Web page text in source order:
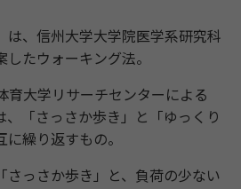
、信州大学大学院医学系研究科
たウォーキング法。
大学リサーチセンターによる
、「さっさか歩き」と「ゆっくり
繰り返すもの。
っさか歩き」と、負荷の少ない